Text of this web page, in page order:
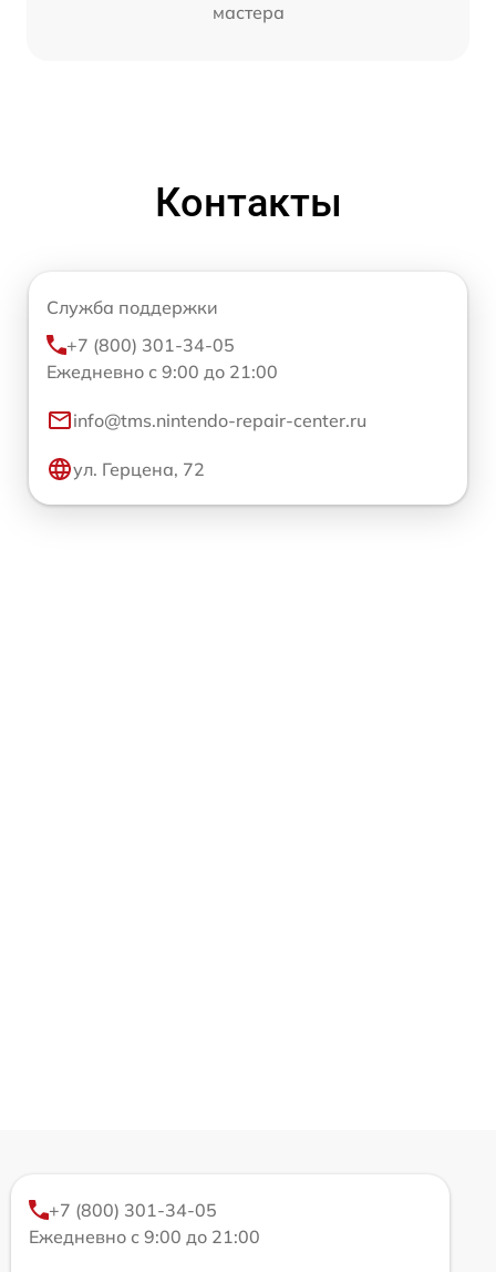
мастера
Контакты
Служба поддержки
+7 (800) 301-34-05
Ежедневно с 9:00 до 21:00
info@tms.nintendo-repair-center.ru
ул. Герцена, 72
+7 (800) 301-34-05
Ежедневно с 9:00 до 21:00